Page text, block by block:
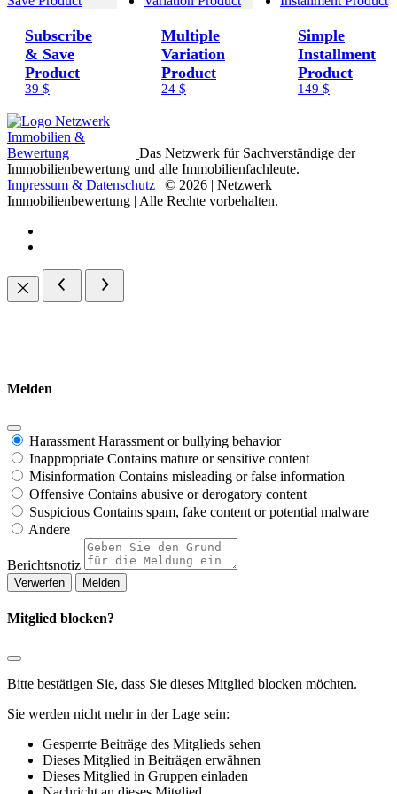
Subscribe
& Save
Product
39 $
Multiple
Variation
Product
24 $
Simple
Installment
Product
149 $
Das Netzwerk für Sachverständige der
Immobilienbewertung und alle Immobilienfachleute.
Impressum & Datenschutz | © 2026 | Netzwerk
Immobilienbewertung | Alle Rechte vorbehalten.
Melden
Harassment Harassment or bullying behavior
Inappropriate Contains mature or sensitive content
Misinformation Contains misleading or false information
Offensive Contains abusive or derogatory content
Suspicious Contains spam, fake content or potential malware
Andere
Berichtsnotiz
Melden
Mitglied blocken?
Bitte bestätigen Sie, dass Sie dieses Mitglied blocken möchten.
Sie werden nicht mehr in der Lage sein:
Gesperrte Beiträge des Mitglieds sehen
Dieses Mitglied in Beiträgen erwähnen
Dieses Mitglied in Gruppen einladen